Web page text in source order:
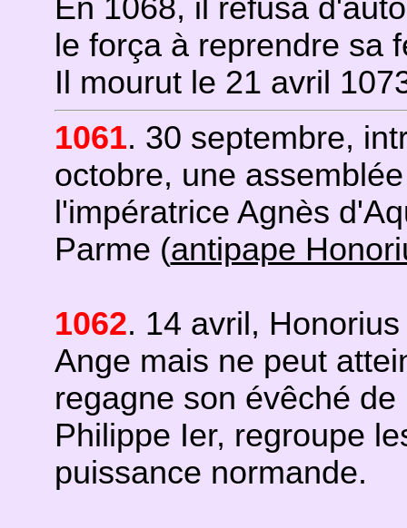
En 1068, il refusa
le força à reprendre sa
Il mourut le 21 avril
1061. 30 septembre,
octobre, une
l'impératrice Agnès
Parme (antipape
1062. 14 avril,
Ange mais ne peut
regagne son évêché
Philippe Ier, regroupe
puissance normande.